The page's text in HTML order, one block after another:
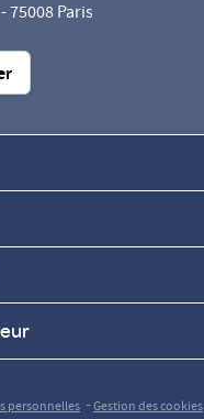
75008 Paris
personnelles -Gestion des cookies